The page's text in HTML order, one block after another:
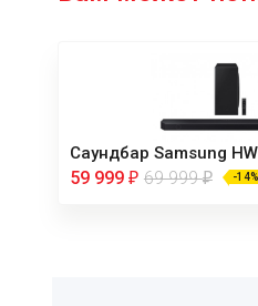
Саундбар Samsung
59 999 ₽ 69 999₽ -14%